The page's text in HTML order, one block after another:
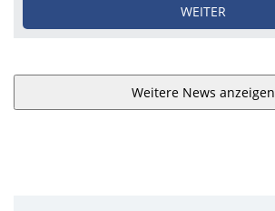
WEITER
Weitere News anzeigen